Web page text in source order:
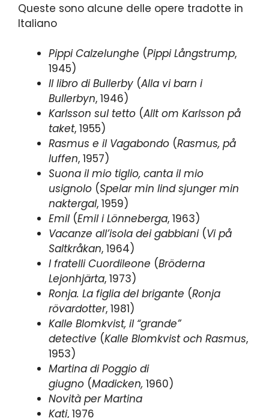
Queste sono alcune delle opere tradotte in
Italiano
Pippi Calzelunghe (Pippi Långstrump,
1945)
Il libro di Bullerby (Alla vi barn i
Bullerbyn, 1946)
Karlsson sul tetto (Allt om Karlsson på
taket, 1955)
Rasmus e il Vagabondo (Rasmus, på
luffen, 1957)
Suona il mio tiglio, canta il mio
usignolo (Spelar min lind sjunger min
naktergal, 1959)
Emil(Emil i Lönneberga, 1963)
Vacanze all’isola dei gabbiani(Vi på
Saltkråkan, 1964)
I fratelli Cuordileone (Bröderna
Lejonhjärta, 1973)
Ronja. La figlia del brigante (Ronja
rövardotter, 1981)
Kalle Blomkvist, il “grande”
detective (Kalle Blomkvist och Rasmus,
1953)
Martina di Poggio di
giugno (Madicken, 1960)
Novità per Martina
Kati, 1976